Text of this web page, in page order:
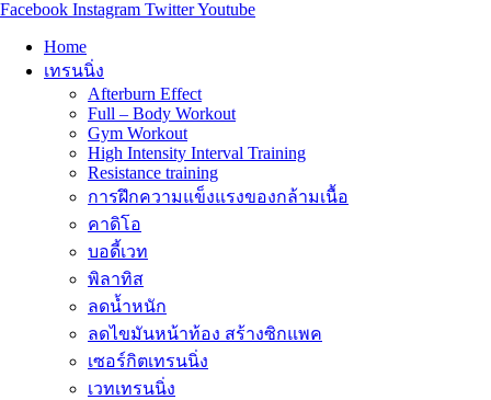
Facebook Instagram TwitterYoutube
Home
เทรนนิ่ง
Afterburn Effect
Full – Body Workout
Gym Workout
High Intensity Interval Training
Resistance training
การฝึกความแข็งแรงของกล้ามเนื้อ
คาดิโอ
บอดี้เวท
พิลาทิส
ลดน้ำหนัก
ลดไขมันหน้าท้อง สร้างซิกแพค
เซอร์กิตเทรนนิ่ง
เวทเทรนนิ่ง